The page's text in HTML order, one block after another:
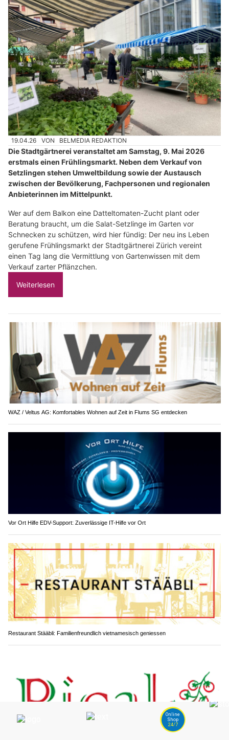
19.04.26 VON BELMEDIA REDAKTION
Die Stadtgärtnerei veranstaltet am Samstag, 9. Mai 2026
erstmals einen Frühlingsmarkt. Neben dem Verkauf von
Setzlingen stehen Umweltbildung sowie der Austausch
zwischen der Bevölkerung, Fachpersonen und regionalen
Anbieterinnen im Mittelpunkt.
Wer auf dem Balkon eine Datteltomaten-Zucht plant oder
Beratung braucht, um die Salat-Setzlinge im Garten vor
Schnecken zu schützen, wird hier fündig: Der neu ins Leben
gerufene Frühlingsmarkt der Stadtgärtnerei Zürich vereint
einen Tag lang die Vermittlung von Gartenwissen mit dem
Verkauf zarter Pflänzchen.
Weiterlesen
WAZ / Veltus AG: Komfortables Wohnen auf Zeit in Flums SG entdecken
Vor Ort Hilfe EDV-Support: Zuverlässige IT-Hilfe vor Ort
Restaurant Stääbli: Familienfreundlich vietnamesisch geniessen